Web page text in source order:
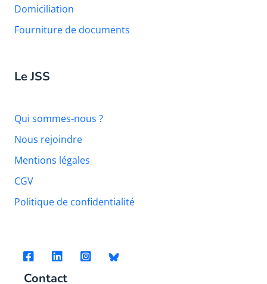
Domiciliation
Fourniture de documents
Le JSS
Qui sommes-nous ?
Nous rejoindre
Mentions légales
CGV
Politique de confidentialité
Contact